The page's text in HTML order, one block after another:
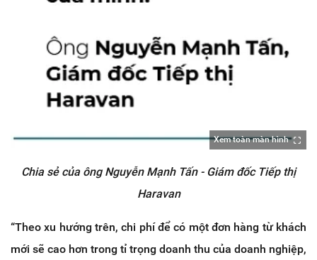
Xem toàn màn hình
Chia sẻ của ông Nguyễn Mạnh Tấn - Giám đốc Tiếp thị
Haravan
“Theo xu hướng trên, chi phí để có một đơn hàng từ khách
mới sẽ cao hơn trong tỉ trọng doanh thu của doanh nghiệp,